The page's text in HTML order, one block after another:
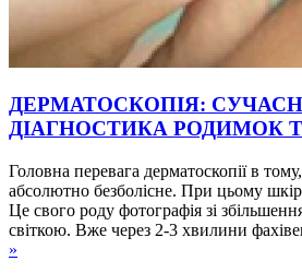
ДЕРМАТОСКОПІЯ:
ДІАГНОСТИКА РОДИМОК
Головна перевага дерматоскопії в
абсолютно безболісне. При цьому
Це свого роду фотографія зі
світкою. Вже через 2-3 хвилини
»